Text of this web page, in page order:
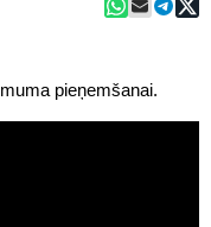
pieņemšanai.